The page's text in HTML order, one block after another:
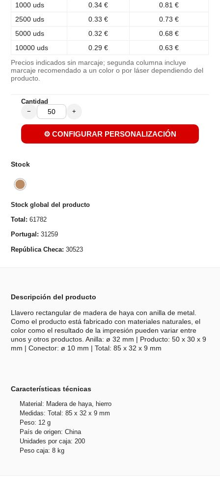
1000 uds
0.34 €
0.81 €
2500 uds
0.33 €
0.73 €
5000 uds
0.32 €
0.68 €
10000 uds
0.29 € 0.63 €
Precios indicados sin marcaje; segunda columna incluye
marcaje recomendado a un color o por láser dependiendo del
producto.
Cantidad
− +
⚙️ CONFIGURAR PERSONALIZACIÓN
Stock
Stock global del producto
Total: 61782
Portugal: 31259
República Checa: 30523
Descripción del producto
Llavero rectangular de madera de haya con anilla de metal.
Como el producto está fabricado con materiales naturales, el
color como el resultado de la impresión pueden variar entre
unos y otros productos. Anilla: ø 32 mm | Producto: 50 x 30 x 9
mm | Conector: ø 10 mm | Total: 85 x 32 x 9 mm
Características técnicas
Material: Madera de haya, hierro
Medidas: Total: 85 x 32 x 9 mm
Peso: 12 g
País de origen: China
Unidades por caja: 200
Peso caja: 8 kg